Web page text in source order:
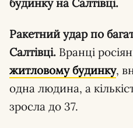
Ракетний удар по
Салтівці. Вранці
житловому будинку,
одна людина, а
зросла до 37.